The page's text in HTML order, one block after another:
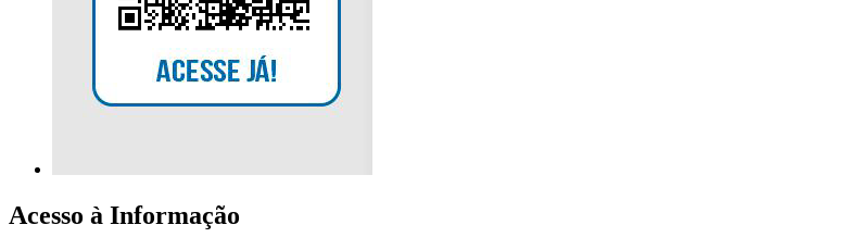
Acesso à Informação